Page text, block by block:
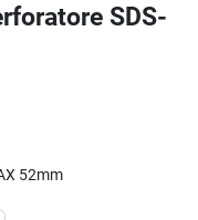
SDS-
52mm